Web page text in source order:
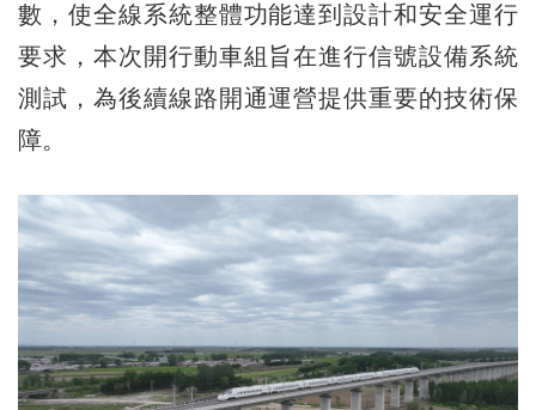
數，使全線系統整體功能達到設計和安全運行
要求，本次開行動車組旨在進行信號設備系統
測試，為後續線路開通運營提供重要的技術保
障。